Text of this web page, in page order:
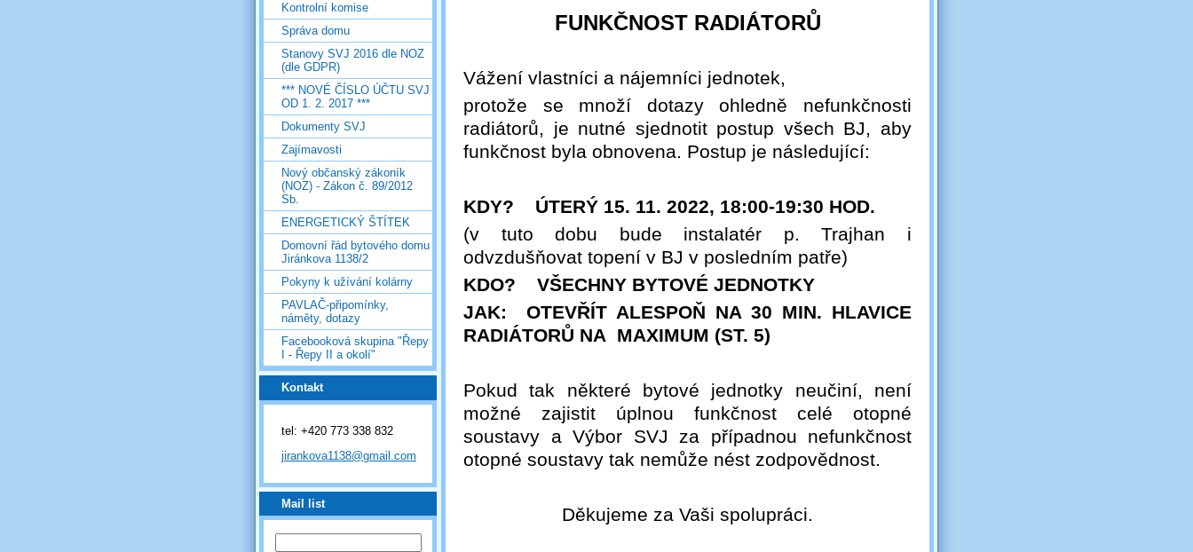
Kontrolní komise
Správa domu
Stanovy SVJ 2016 dle NOZ
(dle GDPR)
*** NOVÉ ČÍSLO ÚČTU SVJ
OD 1. 2. 2017 ***
Dokumenty SVJ
Zajímavosti
Nový občanský zákoník
(NOZ) - Zákon č. 89/2012
Sb.
ENERGETICKÝ ŠTÍTEK
Domovní řád bytového domu
Jiránkova 1138/2
Pokyny k užívání kolárny
PAVLAČ-připomínky,
náměty, dotazy
Facebooková skupina "Řepy
I - Řepy II a okolí"
Kontakt
tel: +420 773 338 832
jirankova1138@gmail.com
Mail list
FUNKČNOST RADIÁTORŮ
Vážení vlastníci a nájemníci jednotek,
protože se množí dotazy ohledně nefunkčnosti
radiátorů, je nutné sjednotit postup všech BJ, aby
funkčnost byla obnovena. Postup je následující:
KDY? ÚTERÝ 15. 11. 2022, 18:00-19:30 HOD.
(v tuto dobu bude instalatér p. Trajhan i
odvzdušňovat topení v BJ v posledním patře)
KDO? VŠECHNY BYTOVÉ JEDNOTKY
JAK: OTEVŘÍT ALESPOŇ NA 30 MIN. HLAVICE
RADIÁTORŮ NA MAXIMUM (ST. 5)
Pokud tak některé bytové jednotky neučiní, není
možné zajistit úplnou funkčnost celé otopné
soustavy a Výbor SVJ za případnou nefunkčnost
otopné soustavy tak nemůže nést zodpovědnost.
Děkujeme za Vaši spolupráci.